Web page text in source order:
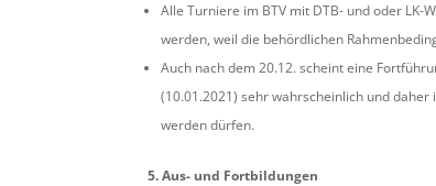
Alle Turniere im BTV mit DTB- und oder
werden, weil die behördlichen
Auch nach dem 20.12. scheint eine
(10.01.2021) sehr wahrscheinlich und
werden dürfen.
5. Aus- und Fortbildungen